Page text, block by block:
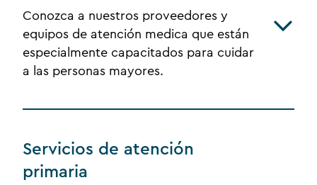
Conozca a nuestros proveedores y
equipos de atención medica que están
especialmente capacitados para cuidar
a las personas mayores.
Servicios de atención
primaria